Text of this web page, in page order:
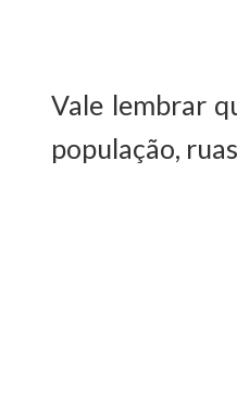
Vale lembrar
população,